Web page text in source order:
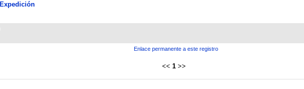
Expedición
Enlace permanente a este registro
<< 1 >>